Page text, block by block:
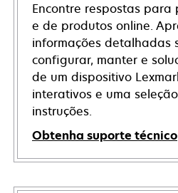
Encontre respostas para
e de produtos online.
informações detalhadas
configurar, manter e
de um dispositivo
interativos e uma
instruções.
Obtenha suporte técnico
opens
in